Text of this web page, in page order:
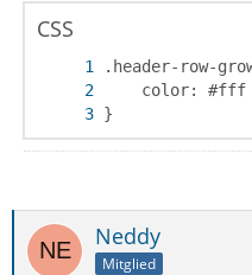
CSS
}
Neddy
Mitglied